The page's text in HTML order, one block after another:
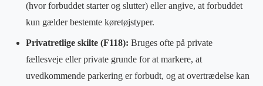
(hvor forbuddet starter og slutter) eller angive, at forbuddet
kun gælder bestemte køretøjstyper.
Privatretlige skilte (F118): Bruges ofte på private
fællesveje eller private grunde for at markere, at
uvedkommende parkering er forbudt, og at overtrædelse kan